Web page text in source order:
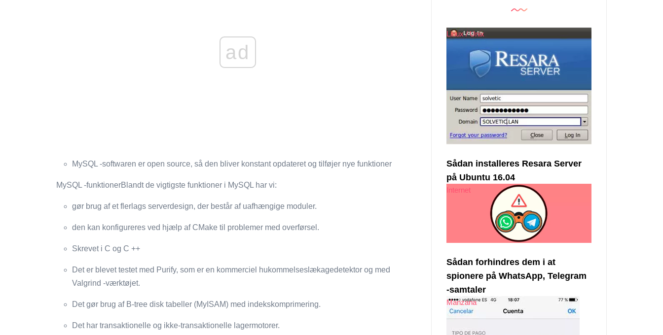
ad
MySQL -softwaren er open source, så den bliver konstant opdateret og tilføjer nye funktioner
MySQL -funktionerBlandt de vigtigste funktioner i MySQL har vi:
gør brug af et flerlags serverdesign, der består af uafhængige moduler.
den kan konfigureres ved hjælp af CMake til problemer med overførsel.
Skrevet i C og C ++
Det er blevet testet med Purify, som er en kommerciel hukommelseslækagedetektor og med
Valgrind -værktøjet.
Det gør brug af B-tree disk tabeller (MyISAM) med indekskomprimering.
Det har transaktionelle og ikke-transaktionelle lagermotorer.
Linux / Unix
Sådan installeres Resara Server
på Ubuntu 16.04
Internet
Sådan forhindres dem i at
spionere på WhatsApp, Telegram
-samtaler
Manzana